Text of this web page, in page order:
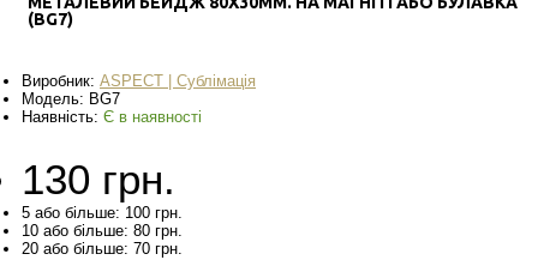
(BG7)
Виробник: ASPECT | Сублімація
Модель: BG7
Наявність: Є в наявності
130 грн.
5 або більше: 100 грн.
10 або більше: 80 грн.
20 або більше: 70 грн.